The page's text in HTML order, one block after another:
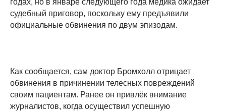
судебный приговор, поскольку ему предъявили
официальные обвинения по двум эпизодам.
Как сообщается, сам доктор Бромхолл отрицает
обвинения в причинении телесных повреждений
своим пациентам. Ранее он привлёк внимание
журналистов, когда осуществил успешную